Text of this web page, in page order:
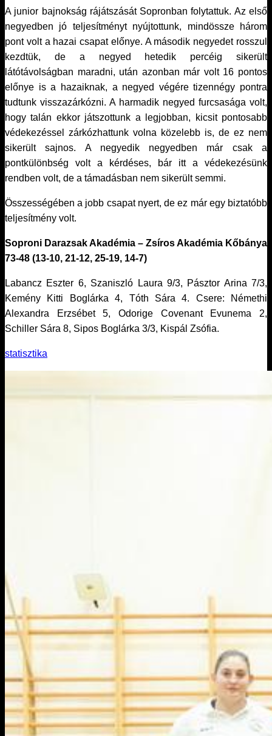
A junior bajnokság rájátszását Sopronban folytattuk. Az első
negyedben jó teljesítményt nyújtottunk, mindössze három
pont volt a hazai csapat előnye. A második negyedet rosszul
kezdtük, de a negyed hetedik percéig sikerült
látótávolságban maradni, után azonban már volt 16 pontos
előnye is a hazaiknak, a negyed végére tizennégy pontra
tudtunk visszazárkózni. A harmadik negyed furcsasága volt,
hogy talán ekkor játszottunk a legjobban, kicsit pontosabb
védekezéssel zárkózhattunk volna közelebb is, de ez nem
sikerült sajnos. A negyedik negyedben már csak a
pontkülönbség volt a kérdéses, bár itt a védekezésünk
rendben volt, de a támadásban nem sikerült semmi.
Összességében a jobb csapat nyert, de ez már egy biztatóbb
teljesítmény volt.
Soproni Darazsak Akadémia – Zsíros Akadémia Kőbánya
73-48 (13-10, 21-12, 25-19, 14-7)
Labancz Eszter 6, Szaniszló Laura 9/3, Pásztor Arina 7/3,
Kemény Kitti Boglárka 4, Tóth Sára 4. Csere: Némethi
Alexandra Erzsébet 5, Odorige Covenant Evunema 2,
Schiller Sára 8, Sipos Boglárka 3/3, Kispál Zsófia.
statisztika